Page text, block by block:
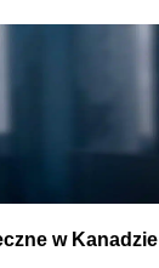
w Kanadzie